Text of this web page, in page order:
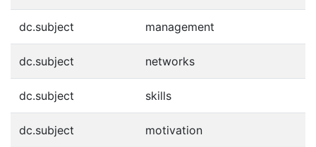
dc.subject management
dc.subject networks
dc.subject skills
dc.subject motivation